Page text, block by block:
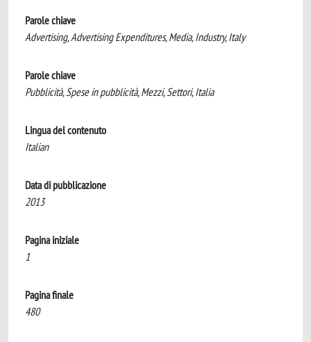
Parole chiave
Advertising, Advertising Expenditures, Media, Industry, Italy
Parole chiave
Pubblicità, Spese in pubblicità, Mezzi, Settori, Italia
Lingua del contenuto
Italian
Data di pubblicazione
2013
Pagina iniziale
1
Pagina finale
480